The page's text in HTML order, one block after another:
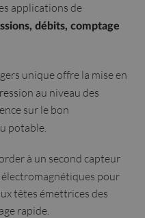
applications de
débits, comptage
unique offre la mise en
au niveau des
sur le bon
potable.
à un second capteur
pour
têtes émettrices des
rapide.